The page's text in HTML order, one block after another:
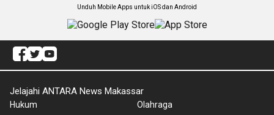
Unduh Mobile Apps untuk iOS dan Android
Jelajahi ANTARA News Makassar
Hukum
Olahraga